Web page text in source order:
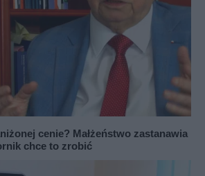
cenie? Małżeństwo zastanawia
chce to zrobić